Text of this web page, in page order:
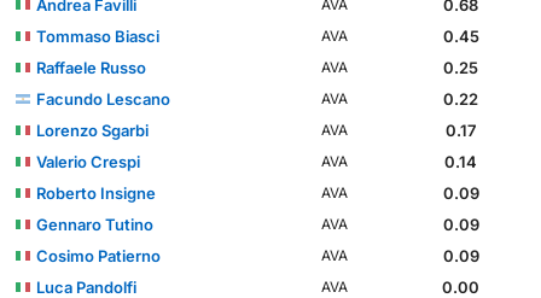
Andrea Favilli AVA
0.68
Tommaso Biasci
AVA
0.45
Raffaele Russo
AVA
0.25
Facundo Lescano
AVA
0.22
Lorenzo Sgarbi
AVA
0.17
Valerio Crespi
AVA
0.14
Roberto Insigne
AVA
0.09
Gennaro Tutino
AVA
0.09
Cosimo Patierno
AVA
0.09
Luca Pandolfi
AVA
0.00